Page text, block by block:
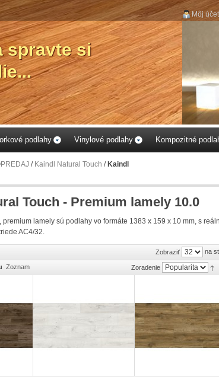
Môj účet
podlahy Vinylové podlahy Kompozitné
/ Kaindl Natural Touch / Kaindl
Touch - Premium lamely 10.0
premium lamely sú podlahy vo formáte 1383 x 159 x 10 mm, s
AC4/32.
Zobraziť na
Zoznam Zoradenie
...vyberte si
Vášmu